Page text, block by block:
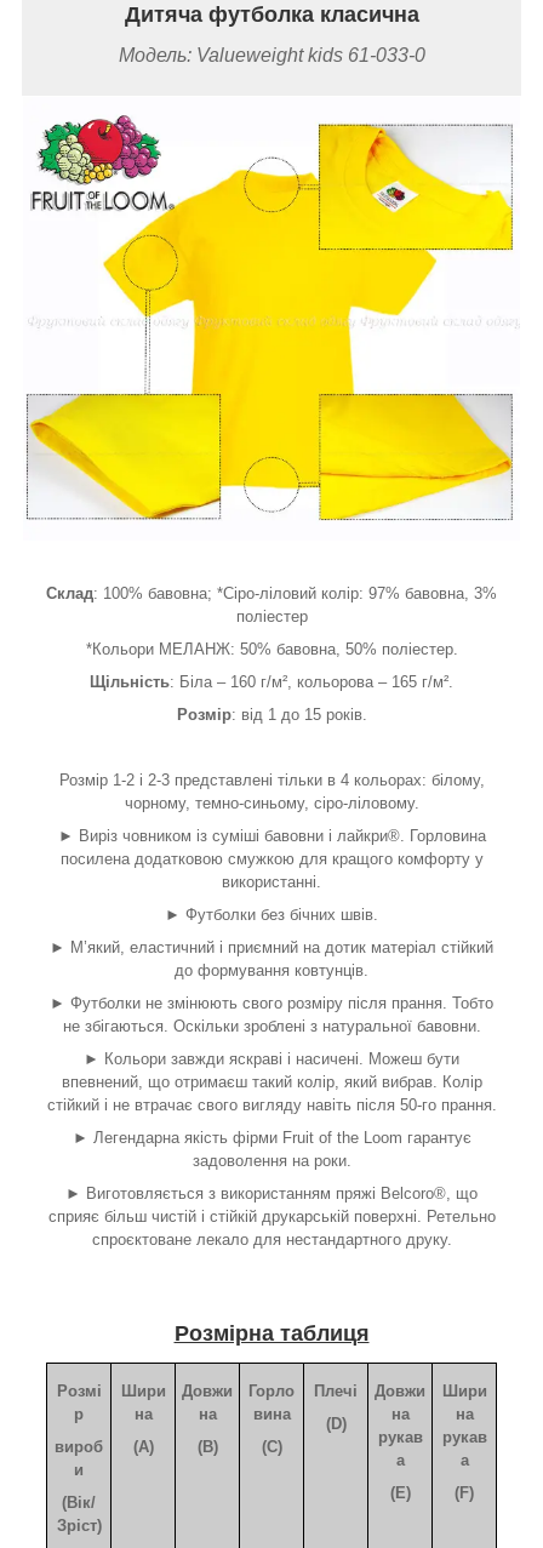
Дитяча футболка класична
Модель: Valueweight kids 61-033-0
Склад: 100% бавовна; *Сіро-ліловий колір: 97% бавовна, 3%
поліестер
*Кольори МЕЛАНЖ: 50% бавовна, 50% поліестер.
Щільність: Біла – 160 г/м², кольорова – 165 г/м².
Розмір: від 1 до 15 років.
Розмір 1-2 і 2-3 представлені тільки в 4 кольорах: білому,
чорному, темно-синьому, сіро-ліловому.
► Виріз човником із суміші бавовни і лайкри®. Горловина
посилена додатковою смужкою для кращого комфорту у
використанні.
► Футболки без бічних швів.
► М’який, еластичний і приємний на дотик матеріал стійкий
до формування ковтунців.
► Футболки не змінюють свого розміру після прання. Тобто
не збігаються. Оскільки зроблені з натуральної бавовни.
► Кольори завжди яскраві і насичені. Можеш бути
впевнений, що отримаєш такий колір, який вибрав. Колір
стійкий і не втрачає свого вигляду навіть після 50-го прання.
► Легендарна якість фірми Fruit of the Loom гарантує
задоволення на роки.
► Виготовляється з використанням пряжі Belcoro®, що
сприяє більш чистій і стійкій друкарській поверхні. Ретельно
спроєктоване лекало для нестандартного друку.
Розмірна таблиця
Розмі
р
вироб
и
(Вік/
Зріст)
Шири
на
(A)
Довжи
на
(B)
Горло
вина
(C)
Плечі
(D)
Довжи
на
рукав
а
(E)
Шири
на
рукав
а
(F)